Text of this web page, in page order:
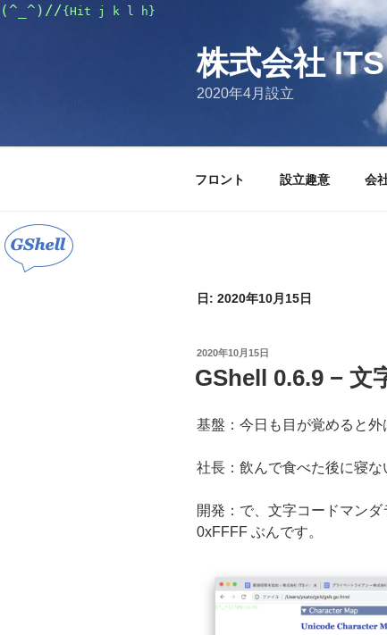
コ
株式会社
2020年4月設立
フロント 設立趣意 会
日: 2020年10月15日
投
日:
2020年10月15日
GShell 0.6.9 − 文
基盤：今日も目が覚めると外
社長：飲んで食べた後に寝な
開発：で、文字コードマンダ
0xFFFF ぶんです。
(^_^)//{Hit j k l h}